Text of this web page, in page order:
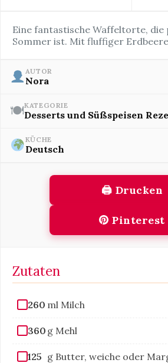
Eine fantastische Waffeltorte,
Sommer ist. Mit fluffiger
AUTOR
Nora
🍽KATEGORIE
Desserts und Süßspeisen
KÜCHE
Deutsch
🖨 Drucken
Pinterest
Zutaten
260 ml Milch
360 g Mehl
125 g Butter, weiche oder